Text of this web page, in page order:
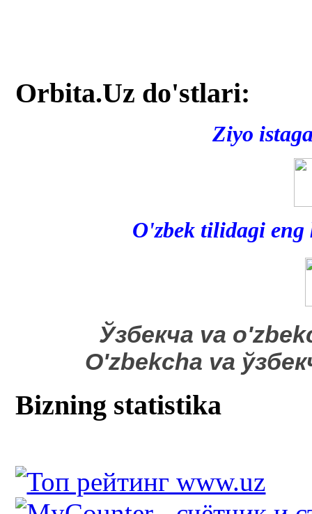
Orbita.Uz do'stlari:
Ziyo
O'zbek tilidagi
​Ўзбекча va
O'zbekcha va
Bizning statistika